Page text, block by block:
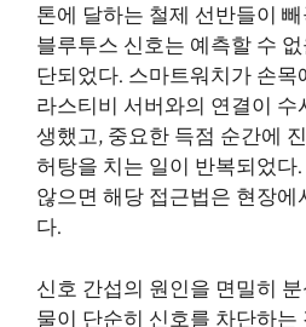
톤에 달하는 철제 선반들이
블루투스 신호는 예측할 수
단되었다. 스마트워치가 손
라스티비 서버와의 연결이
생했고, 중요한 득점 순간에
허탕을 치는 일이 반복되었다
않으면 해당 접근법은 현장에
다.
신호 간섭의 원인을 면밀히
물이 단순히 신호를 차단하는